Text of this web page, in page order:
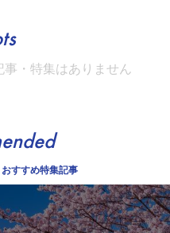
事・特集はありません
すすめ特集記事